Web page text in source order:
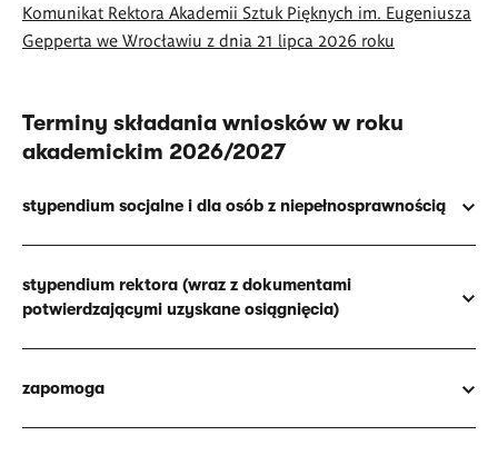
Komunikat Rektora Akademii Sztuk Pięknych im. Eugeniusza
Gepperta we Wrocławiu z dnia 21 lipca 2026 roku
Terminy składania wniosków w roku
akademickim 2026/2027
stypendium socjalne i dla osób z niepełnosprawnością
stypendium rektora (wraz z dokumentami
potwierdzającymi uzyskane osiągnięcia)
zapomoga